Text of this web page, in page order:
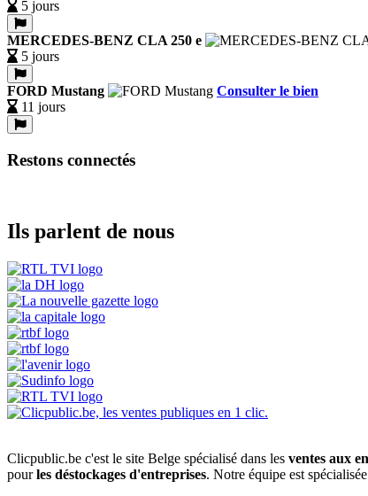
5 jours
MERCEDES-BENZ CLA 250 e
5 jours
FORD Mustang
Consulter le bien
11 jours
Restons connectés
Ils parlent de nous
Clicpublic.be c'est le site Belge spécialisé dans les ventes aux
pourles déstockages d'entreprises. Notre équipe est